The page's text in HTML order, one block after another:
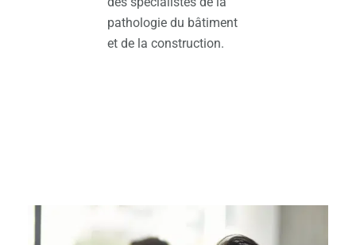
pathologie du bâtiment
et de la construction.